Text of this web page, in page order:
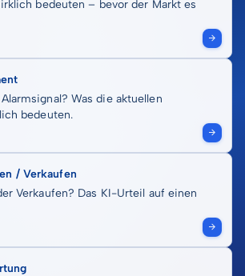
bedeuten – bevor der Markt es
Was die aktuellen
bedeuten.
/ Verkaufen
Verkaufen? Das KI-Urteil auf einen